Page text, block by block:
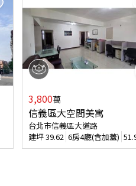
3,800萬
信義區大空間美寓
台北市信義區大道路
建坪39.62 6房4廳(含加蓋)